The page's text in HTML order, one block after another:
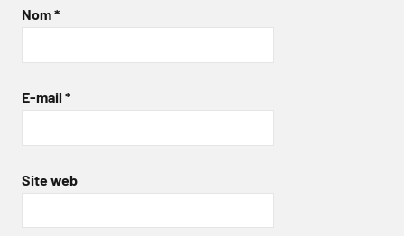
Nom*
E-mail *
Site web